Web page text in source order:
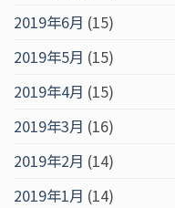
2019年6月 (15)
2019年5月 (15)
2019年4月 (15)
2019年3月 (16)
2019年2月 (14)
2019年1月 (14)